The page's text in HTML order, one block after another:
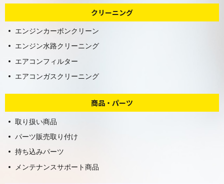
クリーニング
エンジンカーボンクリーン
エンジン水路クリーニング
エアコンフィルター
エアコンガスクリーニング
商品・パーツ
取り扱い商品
パーツ販売取り付け
持ち込みパーツ
メンテナンスサポート商品